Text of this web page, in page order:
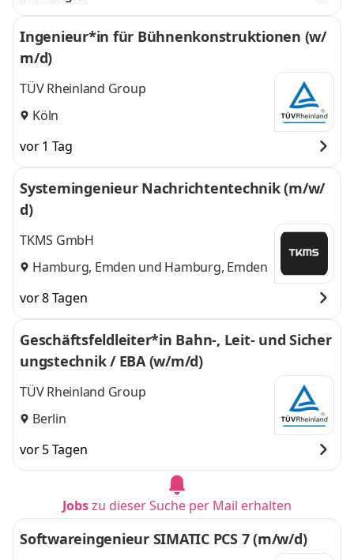
Ingenieur*in für Bühnenkonstruktionen (w/
m/d)
TÜV Rheinland Group
Köln
vor 1 Tag
Systemingenieur Nachrichtentechnik (m/w/
d)
TKMS GmbH
Hamburg, Emden und Hamburg, Emden
vor 8 Tagen
Geschäftsfeldleiter*in Bahn-, Leit- und Sicher
ungstechnik / EBA (w/m/d)
TÜV Rheinland Group
Berlin
vor 5 Tagen
Jobszu dieser Suche per Mail erhalten
Softwareingenieur SIMATIC PCS 7 (m/w/d)